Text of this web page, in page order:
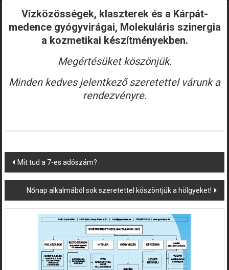
Vízközösségek, klaszterek és a Kárpát-
medence gyógyvirágai, Molekuláris szinergia
a kozmetikai készítményekben.
Megértésüket köszönjük.
Minden kedves jelentkező szeretettel várunk a
rendezvényre.
Post
navigation
Mit tud a 7-es adószám?
Nőnap alkalmából sok szeretettel köszöntjük a hölgyeket!